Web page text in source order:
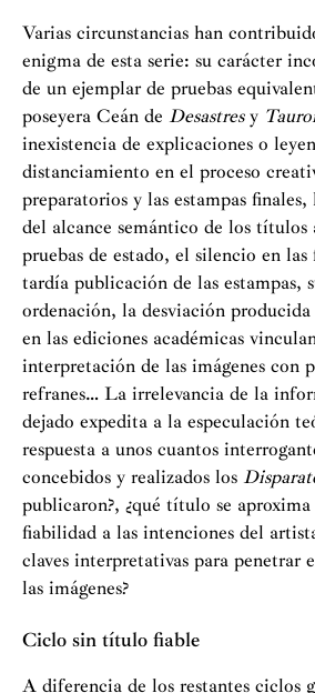
Varias circunstancias han
enigma de esta serie: su carácter
de un ejemplar de pruebas
poseyera Ceán de Desastresy
inexistencia de explicaciones o
distanciamiento en el proceso
preparatorios y las estampas
del alcance semántico de los títulos
pruebas de estado, el silencio en
tardía publicación de las estampas,
ordenación, la desviación
en las ediciones académicas
interpretación de las imágenes con
refranes… La irrelevancia de la
dejado expedita a la especulación
respuesta a unos cuantos
concebidos y realizados los
publicaron?, ¿qué título se
fiabilidad a las intenciones del
claves interpretativas para penetrar
las imágenes?
Ciclo sin título fiable
A diferencia de los restantes ciclos